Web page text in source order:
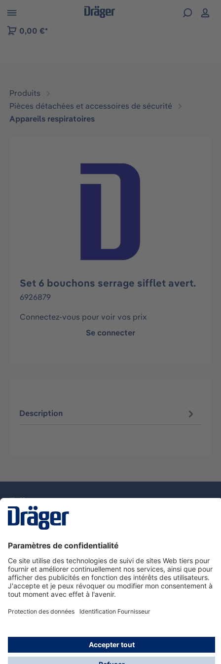
to B2B platform navigation
0,00 €*
Produits
Pièces détachées et accessoires de sécurité
Appareils respiratoires
Ignorer la galerie d'images
Set 6 bouchons serrage sifflet avert.
6926879
Connectez-vous pour voir vos prix
Se connecter
Description
Nous contacter
Service de e-commande Dräger
Informations sur les produits
© Dräger France SAS, 2024
*Prix hors taxe. Frais de gestion et de livraison standard